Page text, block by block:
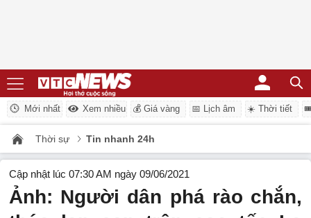
Mới nhất Xem nhiều 💰 Giá vàng 📅 Lịch âm ☀️ Thời tiết
Thời sự Tin nhanh 24h
Cập nhật lúc 07:30 AM ngày 09/06/2021
Ảnh: Người dân phá rào chắn,